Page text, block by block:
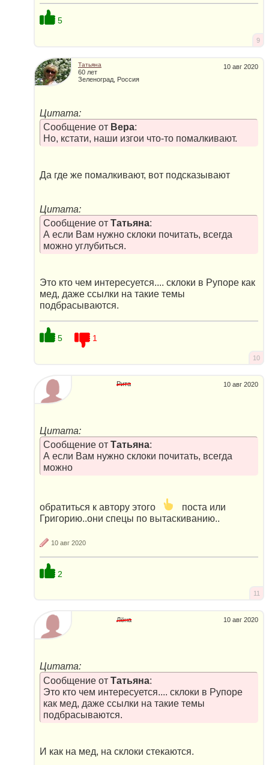
5
9
10 авг 2020
Татьяна
60 лет
Зеленоград, Россия
Цитата:
Сообщение от Вера:
Но, кстати, наши изгои что-то помалкивают.
Да где же помалкивают, вот подсказывают
Цитата:
Сообщение от Татьяна:
А если Вам нужно склоки почитать, всегда
можно углубиться.
Это кто чем интересуется.... склоки в Рупоре как
мед, даже ссылки на такие темы
подбрасываются.
5 1
10
10 авг 2020
Рита
Цитата:
Сообщение от Татьяна:
А если Вам нужно склоки почитать, всегда
можно
обратиться к автору этого
поста или
Григорию..они спецы по вытаскиванию..
10 авг 2020
2
11
10 авг 2020
Лёна
Цитата:
Сообщение от Татьяна:
Это кто чем интересуется.... склоки в Рупоре
как мед, даже ссылки на такие темы
подбрасываются.
И как на мед, на склоки стекаются.